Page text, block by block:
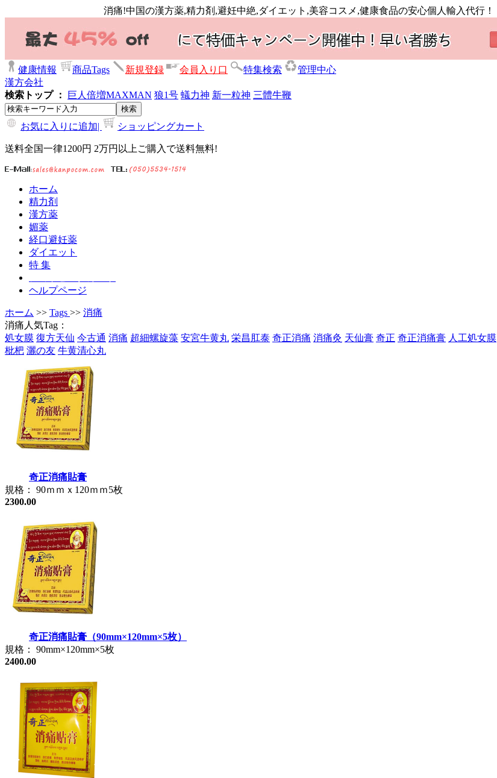
消痛!中国の漢方薬,精力剤,避妊中絶,ダイエット,美容コスメ,健康食品の安心個人輸入代行！
健康情報 商品Tags 新規登録 会員入り口 特集検索
管理中心
漢方会社
検索トップ ：
巨人倍増MAXMAN 狼1号 蟻力神 新一粒神 三體牛鞭
お気に入りに追加| ショッピングカート
送料全国一律1200円 2万円以上ご購入で送料無料!
ホーム
精力剤
漢方薬
媚薬
経口避妊薬
ダイエット
特 集
ヘルプページ
ホーム >> Tags >> 消痛
消痛人気Tag：
処女膜 復方天仙 今古通 消痛 超細螺旋藻 安宮牛黄丸 栄昌肛泰 奇正消痛 消痛灸 天仙膏 奇正 奇正消痛膏 人工処女膜
枇杷 灑の友 牛黄清心丸
奇正消痛貼膏
規格： 90ｍｍｘ120ｍｍ5枚
2300.00
奇正消痛貼膏（90mm×120mm×5枚）
規格： 90mm×120mm×5枚
2400.00